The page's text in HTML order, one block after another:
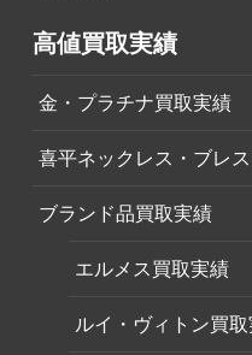
高値買取実績
金・プラチナ買取実績
喜平ネックレス・ブレ
ブランド品買取実績
エルメス買取実績
ルイ・ヴィトン買